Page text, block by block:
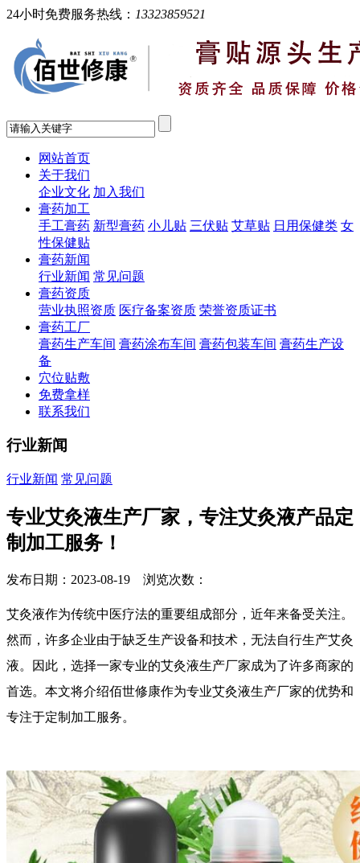
24小时免费服务热线： 13323859521
网站首页
关于我们
企业文化 加入我们
膏药加工
手工膏药 新型膏药 小儿贴 三伏贴 艾草贴 日用保健类 女
性保健贴
膏药新闻
行业新闻 常见问题
膏药资质
营业执照资质 医疗备案资质 荣誉资质证书
膏药工厂
膏药生产车间 膏药涂布车间 膏药包装车间 膏药生产设
备
穴位贴敷
免费拿样
联系我们
行业新闻
行业新闻 常见问题
专业艾灸液生产厂家，专注艾灸液产品定
制加工服务！
发布日期：2023-08-19 浏览次数：
艾灸液作为传统中医疗法的重要组成部分，近年来备受关注。
然而，许多企业由于缺乏生产设备和技术，无法自行生产艾灸
液。因此，选择一家专业的艾灸液生产厂家成为了许多商家的
首选。本文将介绍佰世修康作为专业艾灸液生产厂家的优势和
专注于定制加工服务。